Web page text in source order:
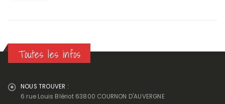
Toutes les infos
NOUS TROUVER :
6 rue Louis Blériot 63800 COURNON D'AUVERGNE